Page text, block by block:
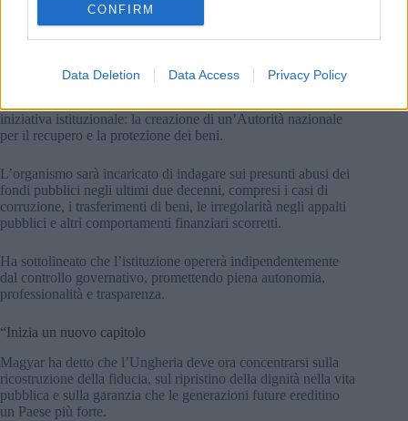
CONFIRM
Data Deletion Data Access Privacy Policy
Cosa succede ora:Piazza Kossuth si riempie di folla
all’apertura del Parlamento ungherese, con celebrazioni e
Giustizia, trasparenza e una nuova autorità investigativa
Magyar ha anche annunciato i piani per un’importante
iniziativa istituzionale: la creazione di un’Autorità nazionale
per il recupero e la protezione dei beni.
L’organismo sarà incaricato di indagare sui presunti abusi dei
fondi pubblici negli ultimi due decenni, compresi i casi di
corruzione, i trasferimenti di beni, le irregolarità negli appalti
pubblici e altri comportamenti finanziari scorretti.
Ha sottolineato che l’istituzione opererà indipendentemente
dal controllo governativo, promettendo piena autonomia,
professionalità e trasparenza.
“Inizia un nuovo capitolo
Magyar ha detto che l’Ungheria deve ora concentrarsi sulla
ricostruzione della fiducia, sul ripristino della dignità nella vita
pubblica e sulla garanzia che le generazioni future ereditino
un Paese più forte.